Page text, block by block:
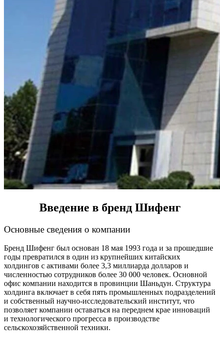
Введение в бренд Шифенг
Основные сведения о компании
Бренд Шифенг был основан 18 мая 1993 года и за прошедшие
годы превратился в один из крупнейших китайских
холдингов с активами более 3,3 миллиарда долларов и
численностью сотрудников более 30 000 человек. Основной
офис компании находится в провинции Шаньдун. Структура
холдинга включает в себя пять промышленных подразделений
и собственный научно-исследовательский институт, что
позволяет компании оставаться на переднем крае инноваций
и технологического прогресса в производстве
сельскохозяйственной техники.